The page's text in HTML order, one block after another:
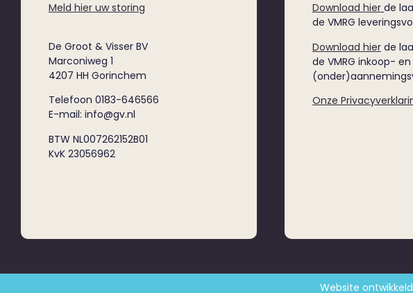
Meld hier uw storing
De Groot & Visser BV
Marconiweg 1
4207 HH Gorinchem
Telefoon 0183-646566
E-mail: info@gv.nl
BTW NL007262152B01
KvK 23056962
Download hier de
de VMRG
Download hierde
de VMRG inkoop- en
Onze
Website